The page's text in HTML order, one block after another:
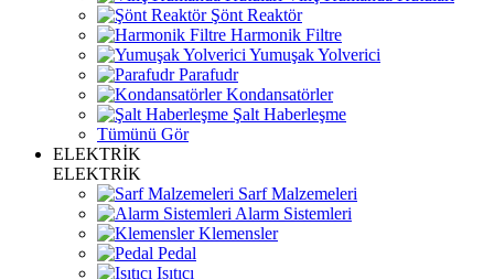
Şönt Reaktör
Harmonik Filtre
Yumuşak Yolverici
Parafudr
Kondansatörler
Şalt Haberleşme
Tümünü Gör
ELEKTRİK
ELEKTRİK
Sarf Malzemeleri
Alarm Sistemleri
Klemensler
Pedal
Isıtıcı